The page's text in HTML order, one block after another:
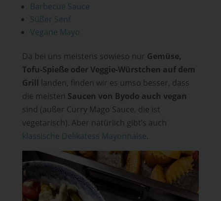
Barbecue Sauce
Süßer Senf
Vegane Mayo
Da bei uns meistens sowieso nur Gemüse,
Tofu-Spieße oder Veggie-Würstchen auf dem
Grill landen, finden wir es umso besser, dass
die meisten Saucen von Byodo auch vegan
sind (außer Curry Mago Sauce, die ist
vegetarisch). Aber natürlich gibt’s auch
klassische Delikatess Mayonnaise.